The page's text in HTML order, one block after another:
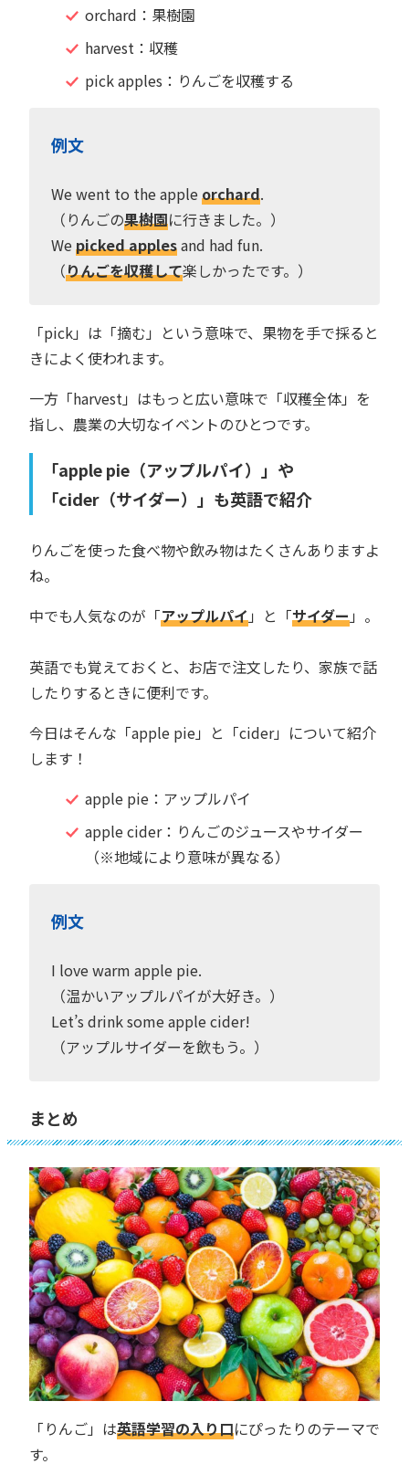
orchard：果樹園
harvest：収穫
pick apples：りんごを収穫する
例文
We went to the appleorchard.
（りんごの果樹園に行きました。）
Wepicked applesand had fun.
（りんごを収穫して楽しかったです。）
「pick」は「摘む」という意味で、果物を手で採ると
きによく使われます。
一方「harvest」はもっと広い意味で「収穫全体」を
指し、農業の大切なイベントのひとつです。
「apple pie（アップルパイ）」や
「cider（サイダー）」も英語で紹介
りんごを使った食べ物や飲み物はたくさんありますよ
ね。
中でも人気なのが「アップルパイ」と「サイダー」。
英語でも覚えておくと、お店で注文したり、家族で話
したりするときに便利です。
今日はそんな「apple pie」と「cider」について紹介
します！
apple pie：アップルパイ
apple cider：りんごのジュースやサイダー
（※地域により意味が異なる）
例文
I love warm apple pie.
（温かいアップルパイが大好き。）
Let’s drink some apple cider!
（アップルサイダーを飲もう。）
まとめ
「りんご」は英語学習の入り口にぴったりのテーマで
す。